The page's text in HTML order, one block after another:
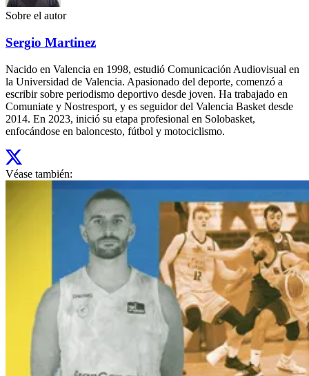
Sobre el autor
Sergio Martinez
Nacido en Valencia en 1998, estudió Comunicación Audiovisual en
la Universidad de Valencia. Apasionado del deporte, comenzó a
escribir sobre periodismo deportivo desde joven. Ha trabajado en
Comuniate y Nostresport, y es seguidor del Valencia Basket desde
2014. En 2023, inició su etapa profesional en Solobasket,
enfocándose en baloncesto, fútbol y motociclismo.
Véase también: